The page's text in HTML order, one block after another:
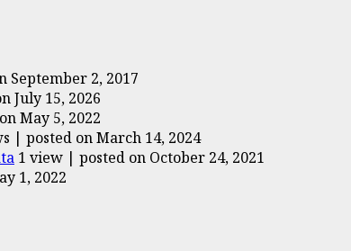
September 2, 2017
July 15, 2026
May 5, 2022
| posted on March 14, 2024
1 view | posted on October 24, 2021
1, 2022